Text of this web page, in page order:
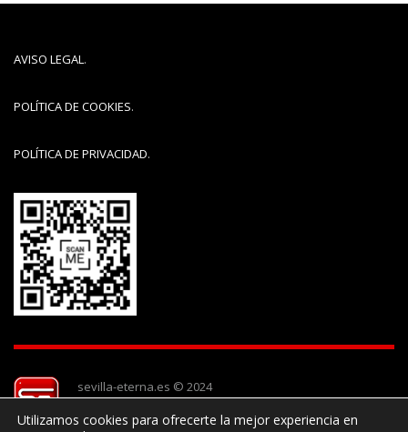
AVISO LEGAL .
POLÍTICA DE COOKIES.
POLÍTICA DE PRIVACIDAD.
sevilla-eterna.es © 2024
Utilizamos cookies para ofrecerte la mejor experiencia en